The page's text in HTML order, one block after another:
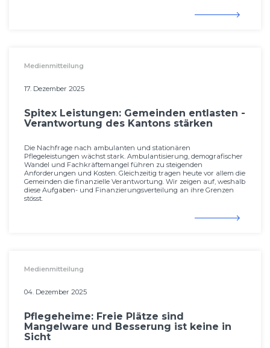
Medienmitteilung
17. Dezember 2025
Spitex Leistungen: Gemeinden entlasten -
Verantwortung des Kantons stärken
Die Nachfrage nach ambulanten und stationären
Pflegeleistungen wächst stark. Ambulantisierung, demografischer
Wandel und Fachkräftemangel führen zu steigenden
Anforderungen und Kosten. Gleichzeitig tragen heute vor allem die
Gemeinden die finanzielle Verantwortung. Wir zeigen auf, weshalb
diese Aufgaben- und Finanzierungs­verteilung an ihre Grenzen
stösst.
Medienmitteilung
04. Dezember 2025
Pflegeheime: Freie Plätze sind
Mangelware und Besserung ist keine in
Sicht